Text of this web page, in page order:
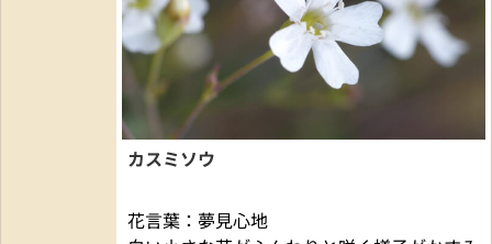
カスミソウ
花言葉：夢見心地